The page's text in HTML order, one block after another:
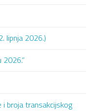
lipnja 2026.)
broja transakcijskog